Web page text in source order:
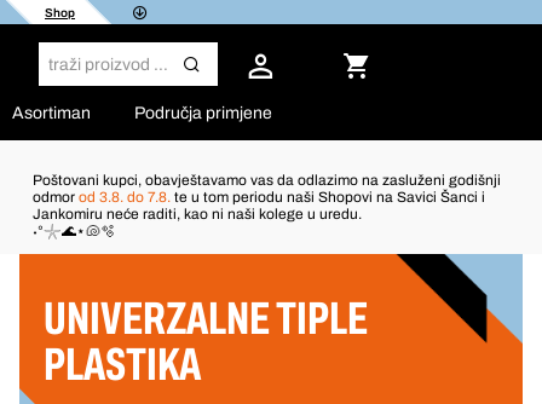
Shop
Asortiman Područja primjene
Poštovani kupci, obavještavamo vas da odlazimo na zasluženi godišnji
odmor od 3.8. do 7.8. te u tom periodu naši Shopovi na Savici Šanci i
Jankomiru neće raditi, kao ni naši kolege u uredu.
˖°𓇼🌊⋆🐚🫧
UNIVERZALNE TIPLE
PLASTIKA
Filter